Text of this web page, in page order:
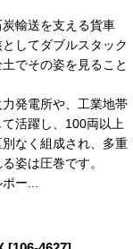
輸送を支える貨車
してダブルスタック
でその姿を見ること
発電所や、工業地帯
活躍し、100両以上
なく組成され、多重
姿は圧巻です。
ー...